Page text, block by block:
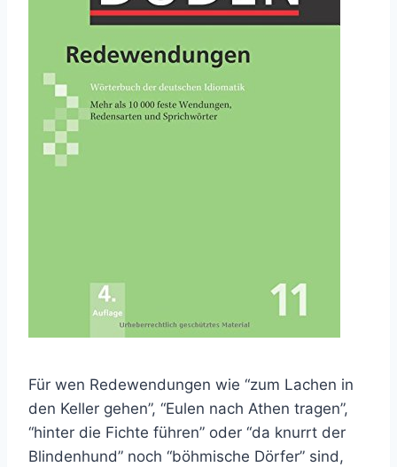
Für wen Redewendungen wie “zum Lachen in
den Keller gehen”, “Eulen nach Athen tragen”,
“hinter die Fichte führen” oder “da knurrt der
Blindenhund” noch “böhmische Dörfer” sind,